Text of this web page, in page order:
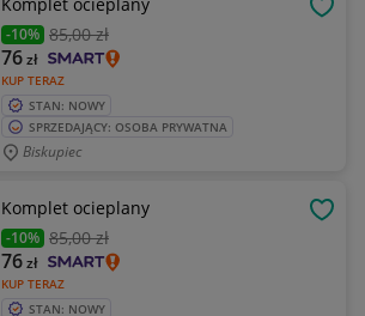
-10% 85,00 zł
KUP TERAZ
76zł
STAN: NOWY
SPRZEDAJĄCY: OSOBA PRYWATNA
Biskupiec
Komplet ocieplany
-10% 85,00 zł
KUP TERAZ
76zł
STAN: NOWY